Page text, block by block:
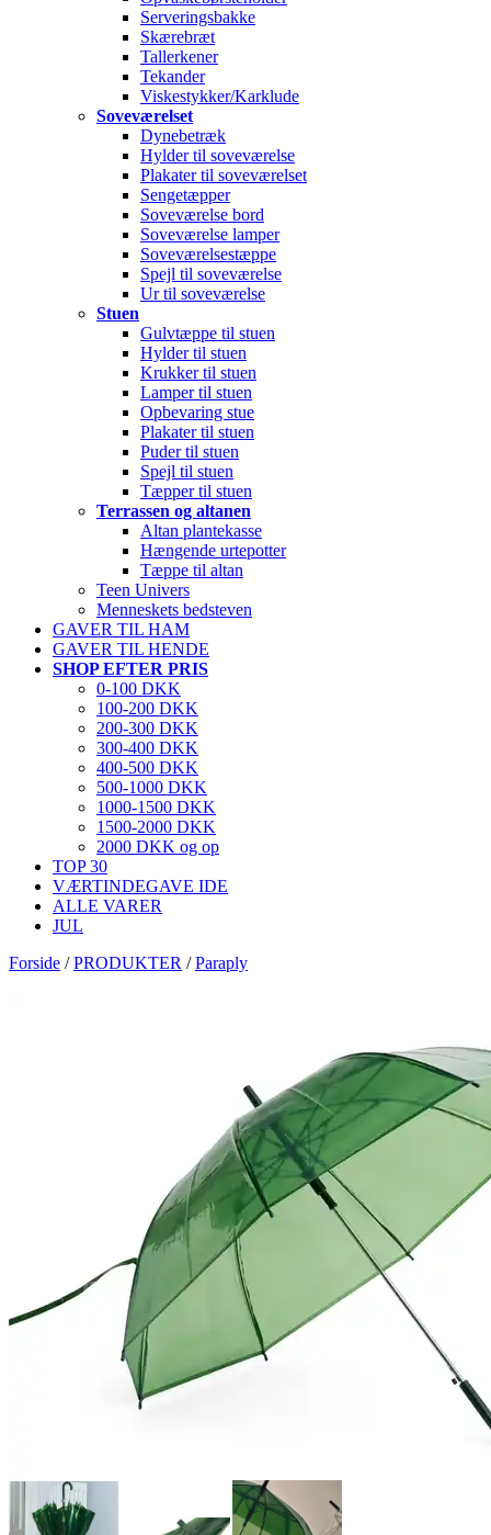
Serveringsbakke
Skærebræt
Tallerkener
Tekander
Viskestykker/Karklude
Soveværelset
Dynebetræk
Hylder til soveværelse
Plakater til soveværelset
Sengetæpper
Soveværelse bord
Soveværelse lamper
Soveværelsestæppe
Spejl til soveværelse
Ur til soveværelse
Stuen
Gulvtæppe til stuen
Hylder til stuen
Krukker til stuen
Lamper til stuen
Opbevaring stue
Plakater til stuen
Puder til stuen
Spejl til stuen
Tæpper til stuen
Terrassen og altanen
Altan plantekasse
Hængende urtepotter
Tæppe til altan
Teen Univers
Menneskets bedsteven
GAVER TIL HAM
GAVER TIL HENDE
SHOP EFTER PRIS
0-100 DKK
100-200 DKK
200-300 DKK
300-400 DKK
400-500 DKK
500-1000 DKK
1000-1500 DKK
1500-2000 DKK
2000 DKK og op
TOP 30
VÆRTINDEGAVE IDE
ALLE VARER
JUL
Forside /PRODUKTER /Paraply